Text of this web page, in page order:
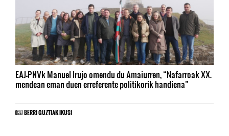
EAJ-PNVk Manuel Irujo omendu du Amaiurren, “Nafarroak XX.
mendean eman duen erreferente politikorik handiena”
BERRI GUZTIAK IKUSI